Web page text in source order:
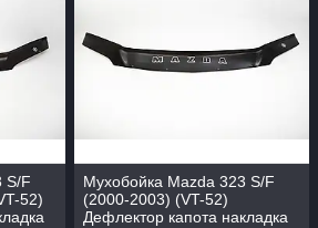
S/F
52)
Мухобойка Mazda 323 S/F
(2000-2003) (VT-52)
Дефлектор капота накладка